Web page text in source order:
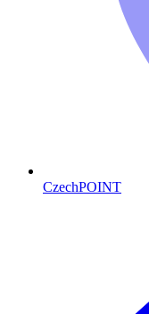
CzechPOINT